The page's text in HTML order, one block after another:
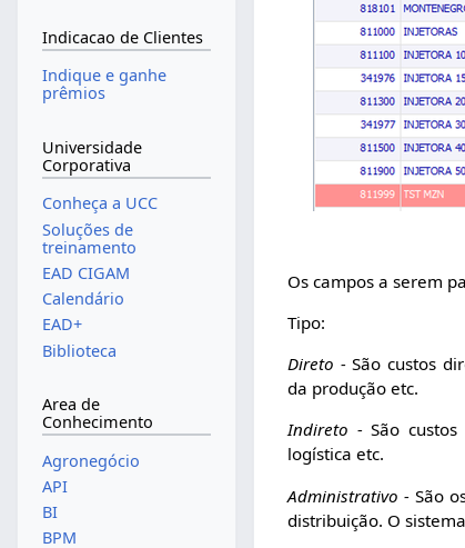
Os campos a serem
Tipo:
Direto -São custos
da produção etc.
Indireto -São custos
logística etc.
Administrativo - São
distribuição. O
Indicacao de Clientes
Indique e ganhe
prêmios
Universidade
Corporativa
Conheça a UCC
Soluções de
treinamento
EAD CIGAM
Calendário
EAD+
Biblioteca
Area de
Conhecimento
Agronegócio
API
BI
BPM